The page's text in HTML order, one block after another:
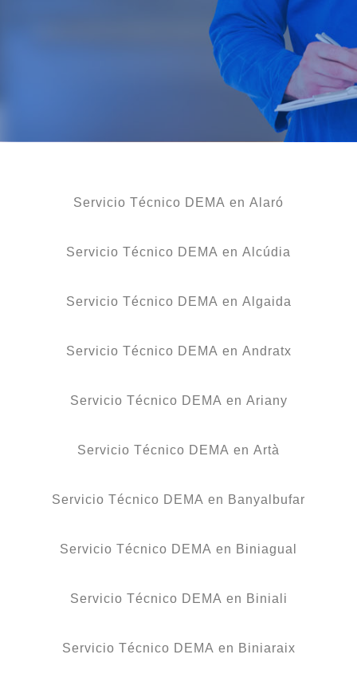
Servicio Técnico DEMA en Alaró
Servicio Técnico DEMA en Alcúdia
Servicio Técnico DEMA en Algaida
Servicio Técnico DEMA en Andratx
Servicio Técnico DEMA en Ariany
Servicio Técnico DEMA en Artà
Servicio Técnico DEMA en Banyalbufar
Servicio Técnico DEMA en Biniagual
Servicio Técnico DEMA en Biniali
Servicio Técnico DEMA en Biniaraix